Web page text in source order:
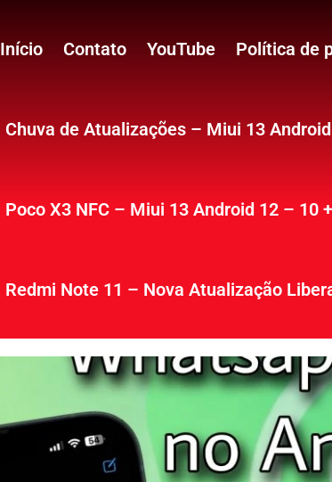
Início Contato YouTube Política de
Chuva de Atualizações – Miui 13
Poco X3 NFC – Miui 13 Android 12 – 10
Redmi Note 11 – Nova Atualização